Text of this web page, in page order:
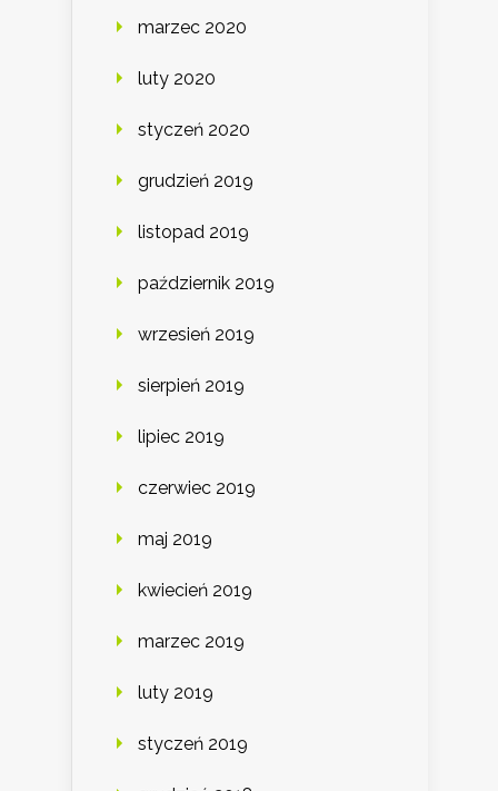
marzec 2020
luty 2020
styczeń 2020
grudzień 2019
listopad 2019
październik 2019
wrzesień 2019
sierpień 2019
lipiec 2019
czerwiec 2019
maj 2019
kwiecień 2019
marzec 2019
luty 2019
styczeń 2019